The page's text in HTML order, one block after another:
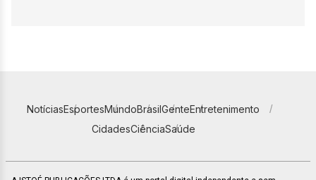
NotíciasEsportesMundoBrasilGenteEntretenimento
CidadesCiênciaSaúde